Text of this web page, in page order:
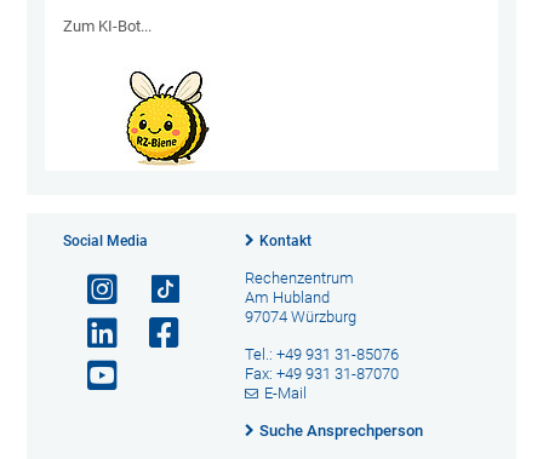
Zum KI-Bot...
Social Media Kontakt
Rechenzentrum
Am Hubland
97074 Würzburg
Tel.: +49 931 31-85076
Fax: +49 931 31-87070
E-Mail
Suche Ansprechperson